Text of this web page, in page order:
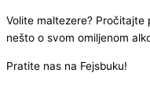
Volite maltezere? Pročitajte
nešto o svom omiljenom
Pratite nas na Fejsbuku!